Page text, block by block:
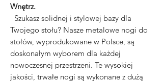
Wnętrz.
Szukasz solidnej i stylowej bazy dla
Twojego stołu? Nasze metalowe nogi do
stołów, wyprodukowane w Polsce, są
doskonałym wyborem dla każdej
nowoczesnej przestrzeni. Te wysokiej
jakości, trwałe nogi są wykonane z dużą